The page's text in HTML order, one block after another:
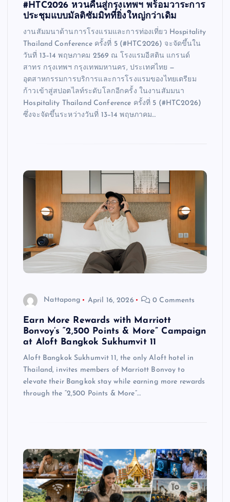
#HTC2026 หวนคืนสู่กรุงเทพฯ พร้อมวาระการ
ประชุมแบบมัลติซัมมิทที่ยิ่งใหญ่กว่าเดิม
งานสัมมนาด้านการโรงแรมและการท่องเที่ยว Hospitality
Thailand Conference ครั้งที่ 5 (#HTC2026) จะจัดขึ้นใน
วันที่ 13–14 พฤษภาคม 2569 ณ โรงแรมอีสติน แกรนด์
สาทร กรุงเทพฯ กรุงเทพมหานคร, ประเทศไทย —
อุตสาหกรรมการบริการและการโรงแรมของไทยเตรียม
ก้าวเข้าสู่สปอตไลท์ระดับโลกอีกครั้ง ในงานสัมมนา
Hospitality Thailand Conference ครั้งที่ 5 (#HTC2026)
ซึ่งจะจัดขึ้นระหว่างวันที่ 13–14 พฤษภาคม…
Nattapong April 16, 2026 0 Comments
Earn More Rewards with Marriott
Bonvoy’s “2,500 Points & More” Campaign
at Aloft Bangkok Sukhumvit 11
Aloft Bangkok Sukhumvit 11, the only Aloft hotel in
Thailand, invites members of Marriott Bonvoy to
elevate their Bangkok stay while earning more rewards
through the “2,500 Points & More”…